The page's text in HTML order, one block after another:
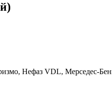
Нефаз VDL, Мерседес-